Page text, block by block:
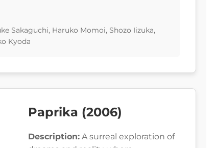
Sakaguchi, Haruko Momoi, Shozo Iizuka,
Kyoda
Paprika (2006)
Description: A surreal exploration of